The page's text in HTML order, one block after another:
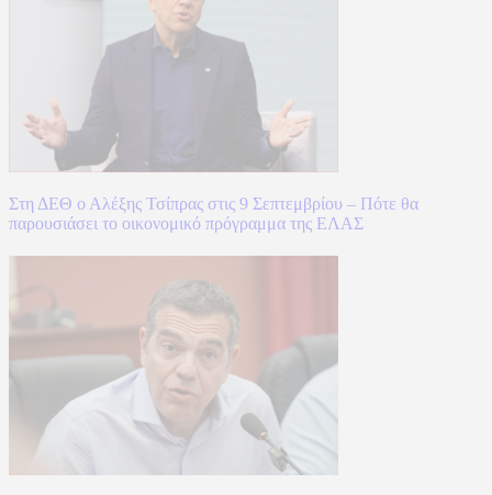
Στη ΔΕΘ ο Αλέξης Τσίπρας στις 9 Σεπτεμβρίου – Πότε θα
παρουσιάσει το οικονομικό πρόγραμμα της ΕΛΑΣ